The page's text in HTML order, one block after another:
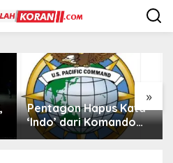
»
Iran Beli 20 Helikopter
Mi-17 dari Rusia,
Perkuat Armada Udara